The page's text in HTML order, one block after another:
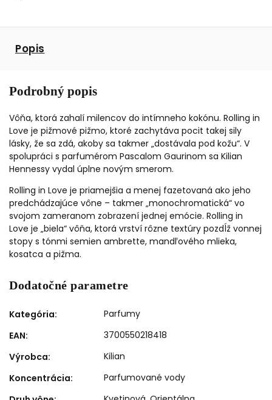
Popis
Podrobný popis
Vôňa, ktorá zahalí milencov do intímneho kokónu. Rolling in
Love je pižmové pižmo, ktoré zachytáva pocit takej sily
lásky, že sa zdá, akoby sa takmer „dostávala pod kožu“. V
spolupráci s parfumérom Pascalom Gaurinom sa Kilian
Hennessy vydal úplne novým smerom.
Rolling in Love je priamejšia a menej fazetovaná ako jeho
predchádzajúce vône – takmer „monochromatická“ vo
svojom zameranom zobrazení jednej emócie. Rolling in
Love je „biela“ vôňa, ktorá vrství rôzne textúry pozdĺž vonnej
stopy s tónmi semien ambrette, mandľového mlieka,
kosatca a pižma.
Dodatočné parametre
Kategória:
Parfumy
EAN:
3700550218418
Výrobca:
Kilian
Koncentrácia:
Parfumované vody